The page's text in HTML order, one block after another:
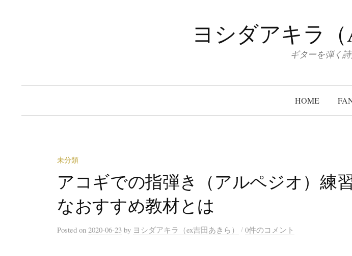
ヨシダアキラ（
ギターを弾く
HOME
未分類
アコギでの指弾き（アルペジオ）練
なおすすめ教材とは
Posted on 2020-06-23 by ヨシダアキラ（ex吉田あきら） / 0件のコメント